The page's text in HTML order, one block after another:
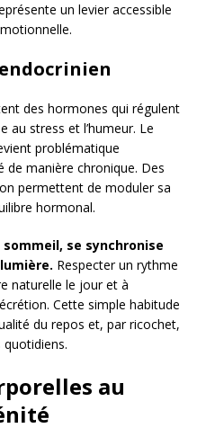
un levier accessible
des hormones qui régulent
au stress et l’humeur. Le
problématique
de manière chronique. Des
permettent de moduler sa
hormonal.
se synchronise
Respecter un rythme
naturelle le jour et à
Cette simple habitude
du repos et, par ricochet,
au